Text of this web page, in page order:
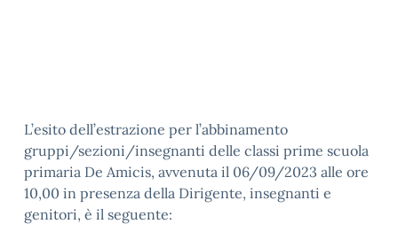
L’esito dell’estrazione per l’abbinamento
gruppi/sezioni/insegnanti delle classi prime scuola
primaria De Amicis, avvenuta il 06/09/2023 alle ore
10,00 in presenza della Dirigente, insegnanti e
genitori, è il seguente: